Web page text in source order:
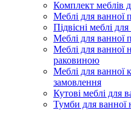
Комплект меблів
Меблі для ванної
Підвісні меблі
Меблі для ванної
Меблі для ванної
раковиною
Меблі для ванної
замовлення
Кутові меблі для
Тумби для ванної